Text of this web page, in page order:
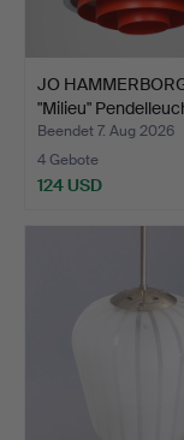
JO
"Milieu"
…
Beendet 7. Aug 2026
4 Gebote
124 USD